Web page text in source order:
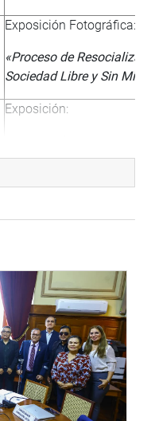
Exposición Fotográfica:
«Proceso de
Sociedad Libre y Sin
Exposición:
Comparte, Aporte del
Sesión Extraordinaria